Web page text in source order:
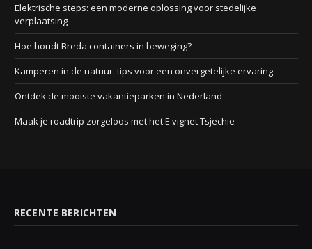
Elektrische steps: een moderne oplossing voor stedelijke
verplaatsing
Hoe houdt Breda containers in beweging?
Kamperen in de natuur: tips voor een onvergetelijke ervaring
Ontdek de mooiste vakantieparken in Nederland
Maak je roadtrip zorgeloos met het E vignet Tsjechie
RECENTE BERICHTEN